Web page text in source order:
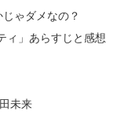
ゃダメなの？
ィ」あらすじと感想
未来